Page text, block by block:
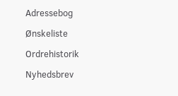
Adressebog
Ønskeliste
Ordrehistorik
Nyhedsbrev